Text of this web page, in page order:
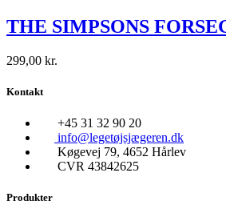
THE SIMPSONS
299,00 kr.
Kontakt
+45 31 32 90 20
info@legetøjsjægeren.dk
Køgevej 79, 4652 Hårlev
CVR 43842625
Produkter